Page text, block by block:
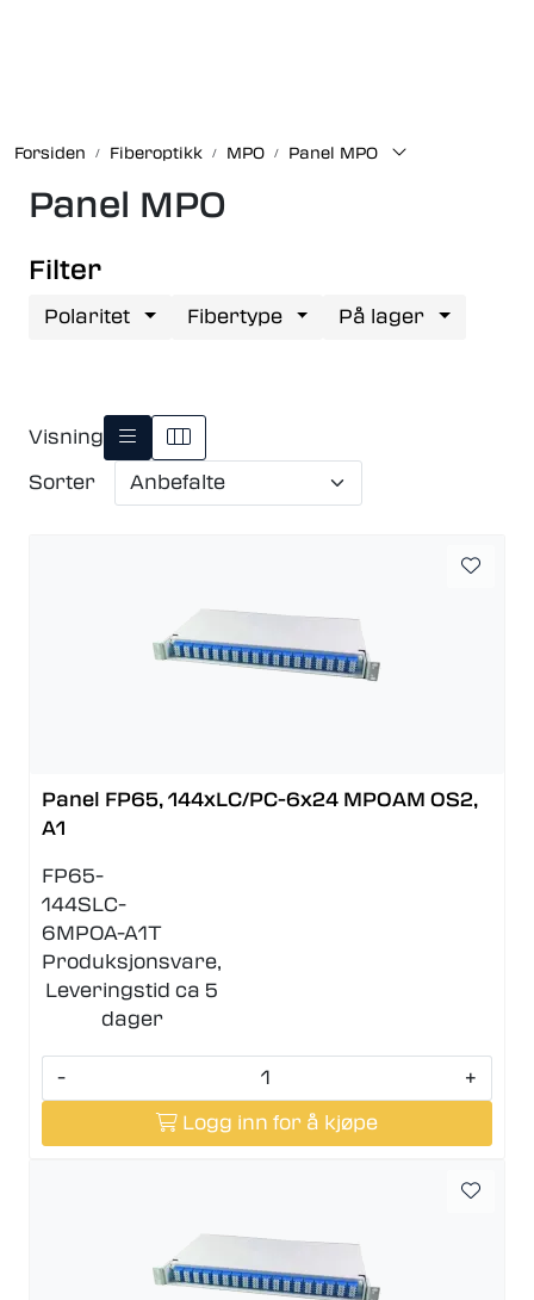
Forsiden Fiberoptikk MPO Panel MPO
Panel MPO
Filter
Polaritet Fibertype På lager
Visning
Sorter
Panel FP65, 144xLC/PC-6x24 MPOAM OS2,
A1
FP65-
144SLC-
6MPOA-A1T
Produksjonsvare,
Leveringstid ca 5
dager
-
+
Logg inn for å kjøpe
Strukturert kabling
Nyheter
Om oss